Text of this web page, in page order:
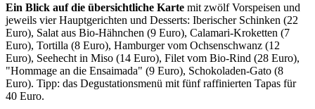
Ein Blick auf die übersichtliche Karte mit zwölf Vorspeisen und
jeweils vier Hauptgerichten und Desserts: Iberischer Schinken (22
Euro), Salat aus Bio-Hähnchen (9 Euro), Calamari-Kroketten (7
Euro), Tortilla (8 Euro), Hamburger vom Ochsenschwanz (12
Euro), Seehecht in Miso (14 Euro), Filet vom Bio-Rind (28 Euro),
"Hommage an die Ensaimada" (9 Euro), Schokoladen-Gato (8
Euro). Tipp: das Degustationsmenü mit fünf raffinierten Tapas für
40 Euro.